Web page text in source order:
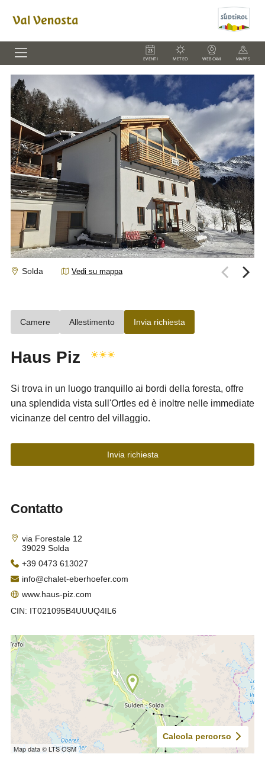
EVENTI METEO WEBCAM MAPPS